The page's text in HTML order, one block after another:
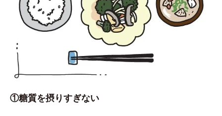
①糖質を摂りすぎない